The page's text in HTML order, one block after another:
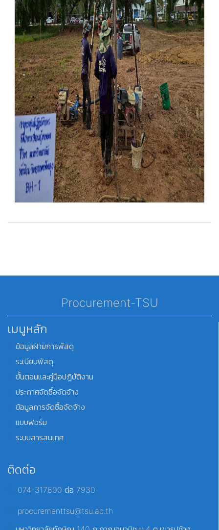
Procurement-TSU
เมนูหลัก
ข้อมูลฝ่ายการพัสดุ
ระเบียบพัสดุ
ขั้นตอนและคู่มือปฏิบัติงาน
ประกาศจัดซื้อจัดจ้าง
ข้อมูลการจัดซื้อจัดจ้าง
แบบฟอร์ม
ระบบสารสนเทศ
ติดต่อ
074-317600 ต่อ 7930
procurementtsu@tsu.ac.th